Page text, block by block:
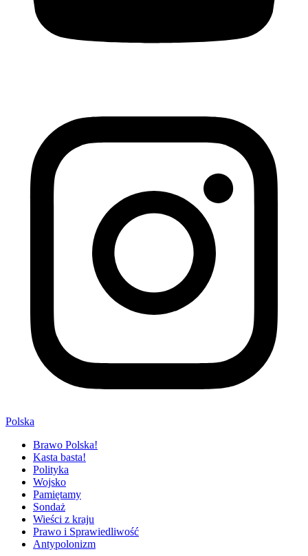
Polska
Brawo Polska!
Kasta basta!
Polityka
Wojsko
Pamiętamy
Sondaż
Wieści z kraju
Prawo i Sprawiedliwość
Antypolonizm